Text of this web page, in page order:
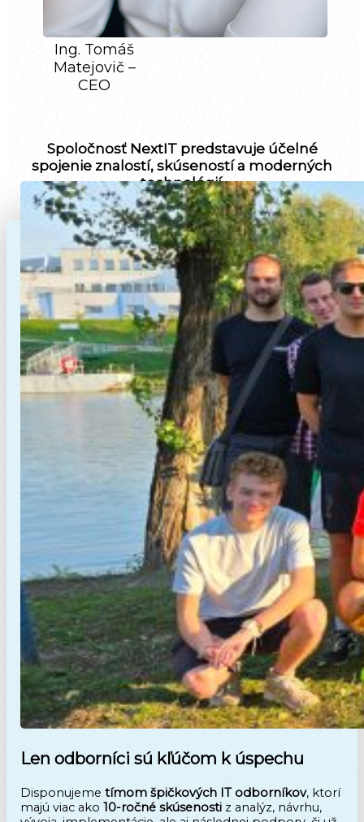
Ing. Tomáš
Matejovič –
CEO
Spoločnosť NextIT predstavuje účelné
spojenie znalostí, skúseností a moderných
technológií.
Len odborníci sú kľúčom k úspechu
Disponujemetímom špičkových IT odborníkov, ktorí
majú viac ako10-ročné skúsenosti z analýz, návrhu,